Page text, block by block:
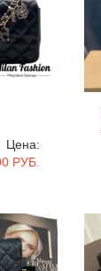
Цена:
РУБ.